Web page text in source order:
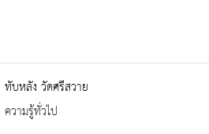
ทับหลัง วัดศรีสวาย
ความรู้ทั่วไป